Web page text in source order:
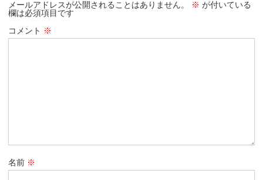
メールアドレスが公開されることはありません。 ※ が付いている
欄は必須項目です
コメント ※
名前 ※